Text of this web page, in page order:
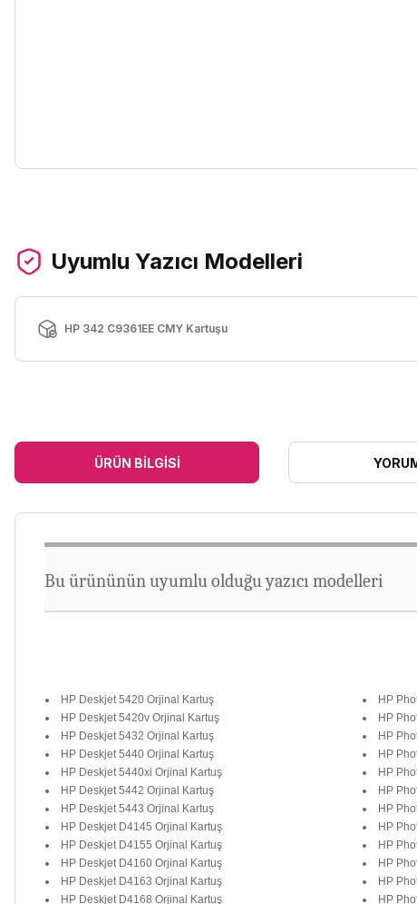
Uyumlu Yazıcı Modelleri
HP 342 C9361EE CMY Kartuşu
ÜRÜN BILGISI
Bu ürününün uyumlu olduğu yazıcı modelleri
HP Deskjet 5420 Orjinal Kartuş
HP Deskjet 5420v Orjinal Kartuş
HP Deskjet 5432 Orjinal Kartuş
HP Deskjet 5440 Orjinal Kartuş
HP Deskjet 5440xi Orjinal Kartuş
HP Deskjet 5442 Orjinal Kartuş
HP Deskjet 5443 Orjinal Kartuş
HP Deskjet D4145 Orjinal Kartuş
HP Deskjet D4155 Orjinal Kartuş
HP Deskjet D4160 Orjinal Kartuş
HP Deskjet D4163 Orjinal Kartuş
HP Deskjet D4168 Orjinal Kartuş
HP
HP
HP
HP
HP
HP
HP
HP
HP
HP
HP
HP